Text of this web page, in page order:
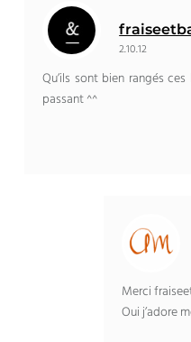
2.10.12
Qu’ils sont bien rangés
passant ^^
Merci
Oui j’adore